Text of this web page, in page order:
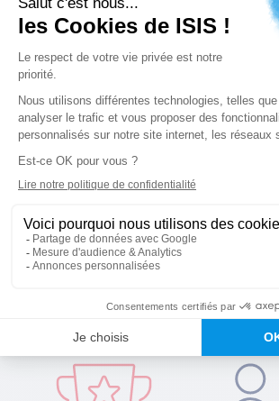
Découvrez en
les financements
vous êtes
Testez votre
Pourquoi choisir